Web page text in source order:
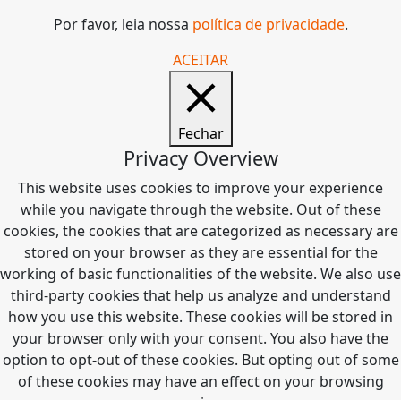
Por favor, leia nossa política de privacidade.
ACEITAR
Fechar
Privacy Overview
This website uses cookies to improve your experience
while you navigate through the website. Out of these
cookies, the cookies that are categorized as necessary are
stored on your browser as they are essential for the
working of basic functionalities of the website. We also use
third-party cookies that help us analyze and understand
how you use this website. These cookies will be stored in
your browser only with your consent. You also have the
option to opt-out of these cookies. But opting out of some
of these cookies may have an effect on your browsing